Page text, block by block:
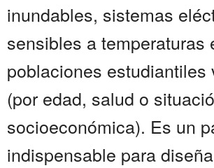
inundables, sistemas
sensibles a temperaturas
poblaciones estudiantiles
(por edad, salud o
socioeconómica). Es un
indispensable para